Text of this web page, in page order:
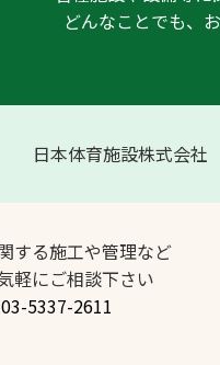
どんなことでも、
日本体育施設株式会社
する施工や管理など
軽にご相談下さい
03-5337-2611